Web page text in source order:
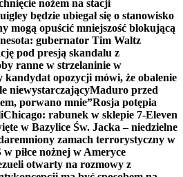
nożem na stacji
będzie ubiegał się o stanowisko
mogą opuścić mniejszość blokującą
gubernator Tim Waltz
pod presją skandalu z
ranne w strzelaninie w
kandydat opozycji mówi, że obalenie
niewystarczającyMaduro przed
porwano mnie”Rosja potępia
Chicago: rabunek w sklepie 7-Eleven
w Bazylice Św. Jacka – niedzielne
zamach terrorystyczny w
piłce nożnej w Ameryce
otwarty na rozmowy z